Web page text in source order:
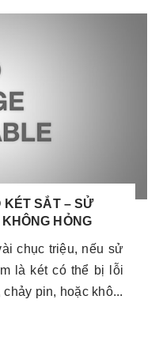
KÉT SẮT – SỬ
HỎNG
chục triệu, nếu sử
là két có thể bị lỗi
chảy pin, hoặc khô...